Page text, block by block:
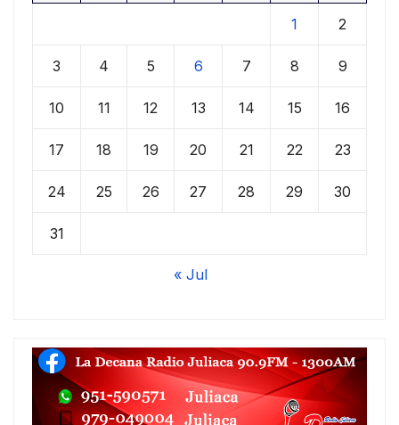
1 2
3 4 5 6 7 8 9
10 11 12 13 14 15 16
17 18 19 20 21 22 23
24 25 26 27 28 29 30
31
« Jul